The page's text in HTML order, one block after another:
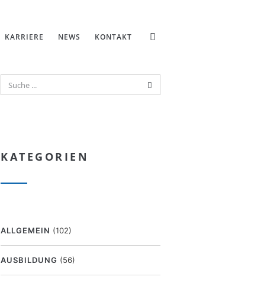
KARRIERE NEWS KONTAKT
KATEGORIEN
ALLGEMEIN (102)
AUSBILDUNG (56)